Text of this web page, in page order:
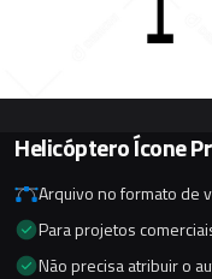
Helicóptero Ícone
Arquivo no formato de
Para projetos
Não precisa atribuir o